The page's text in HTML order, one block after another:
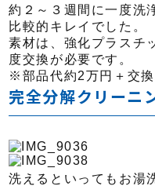
約２～３週間に一度洗
比較的キレイでした。
素材は、強化プラスチ
度交換が必要です。
※部品代約2万円＋交
完全分解クリーニ
洗えるといってもお湯